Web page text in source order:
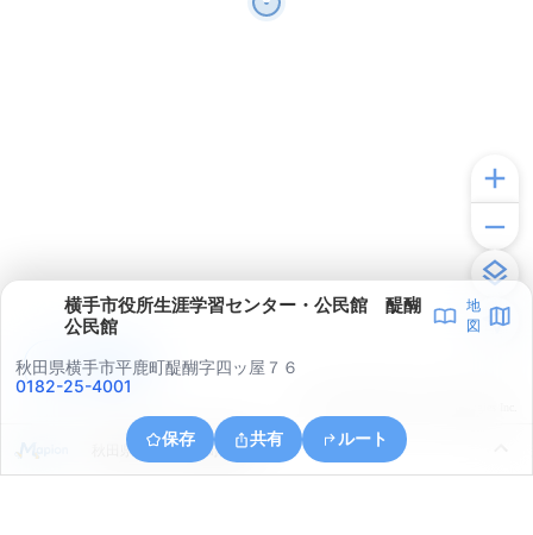
横手市役所生涯学習センター・公民館 醍醐
公民館
地
図
秋田県横手市平鹿町醍醐字四ッ屋７６
0182-25-4001
保存 共有 ルート
秋田県横手市平鹿町醍醐
アプリで見る